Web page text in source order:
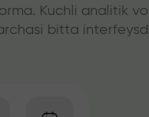
Kuchli analitik
bitta